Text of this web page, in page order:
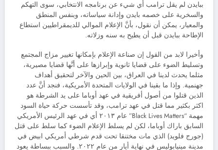
ببايدن لم يقل ترامب أي شيء عن برنامجه الانتخابي، سوى التهكم
والسخرية على خصمه بايدن وإدانة سياساته، وبنفس المنطق
والمعيار، يمكن أن نقول، بأنَّ الإعلام الموالي للديمقراطيين استطاع
الإطاحة ببايدن قبل أن يطيح به سنه وزلاته.
وأخيرا لابد من القول إن صناعة الإعلام بإمكانها تغيير مزاج المجتمع
وتسليط الضوء على قضايا ثانوية وإبرازها على أنَّها قضايا مصيرية،
مثلما يحدث لدينا في العراق، بين الحين والآخر لتحقيق أهداف
جهنمية. وإذا ما بقينا في الولايات المتحدة الأمريكية، فنجد أنَّ عدد
الذين قتلوا من أصول أفريقية في عهد أوباما على يد الشرطة هو
اكثر بكثير مما قتل في عهد ترامب، وقد تأسست حركة حياة السود
مهمة “Black Lives Matters” عام ٢٠١٣ أي في عهد الرئيس الأمريكي
السابق باراك أوباما، لكن لم يسلط الإعلام الضوء كما سلط على قتل
(جورج فلويد) الذي مات مختنقا تحت قدم شرطي أمريكي ابيض في
مدينة مينيابوليس في نهاية أيار من عام ٢٠٢٢. والسبب ببساطة يعود